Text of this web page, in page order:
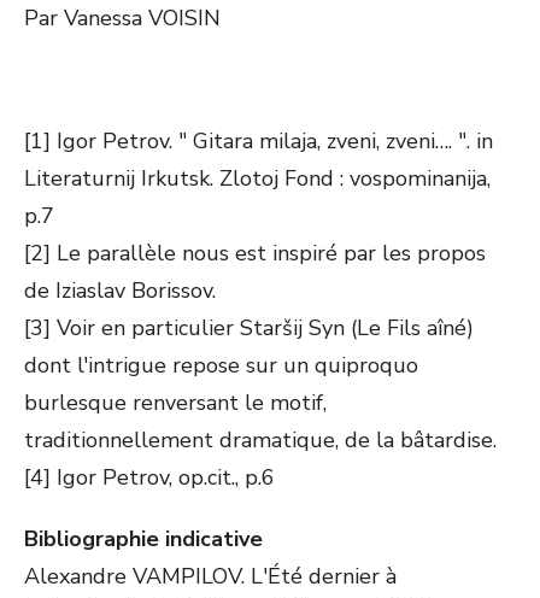
Par Vanessa VOISIN
[1] Igor Petrov. " Gitara milaja, zveni, zveni…. ". in
Literaturnij Irkutsk. Zlotoj Fond : vospominanija,
p.7
[2] Le parallèle nous est inspiré par les propos
de Iziaslav Borissov.
[3] Voir en particulier Staršij Syn (Le Fils aîné)
dont l'intrigue repose sur un quiproquo
burlesque renversant le motif,
traditionnellement dramatique, de la bâtardise.
[4] Igor Petrov, op.cit., p.6
Bibliographie indicative
Alexandre VAMPILOV. L'Été dernier à